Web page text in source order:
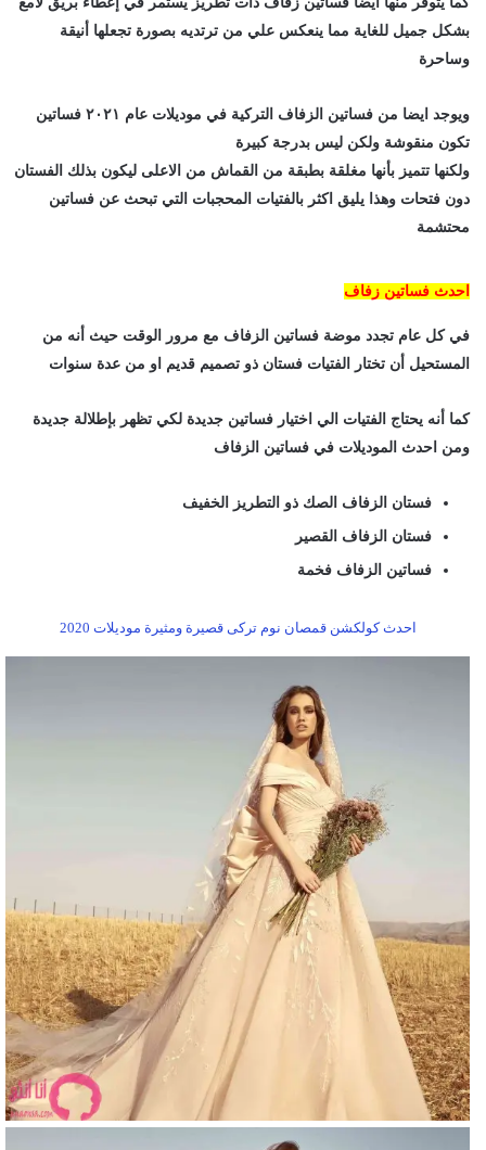
بشكل جميل للغاية مما ينعكس علي من ترتديه بصورة تجعلها أنيقة
وساحرة
ويوجد ايضا من فساتين الزفاف التركية في موديلات عام ٢٠٢١ فساتين
تكون منقوشة ولكن ليس بدرجة كبيرة
ولكنها تتميز بأنها مغلقة بطبقة من القماش من الاعلى ليكون بذلك الفستان
دون فتحات وهذا يليق اكثر بالفتيات المحجبات التي تبحث عن فساتين
محتشمة
احدث فساتين زفاف
في كل عام تجدد موضة فساتين الزفاف مع مرور الوقت حيث أنه من
المستحيل أن تختار الفتيات فستان ذو تصميم قديم او من عدة سنوات
كما أنه يحتاج الفتيات الي اختيار فساتين جديدة لكي تظهر بإطلالة جديدة
ومن احدث الموديلات في فساتين الزفاف
فستان الزفاف الصك ذو التطريز الخفيف
فستان الزفاف القصير
فساتين الزفاف فخمة
احدث كولكشن قمصان نوم تركى قصيرة ومثيرة موديلات 2020